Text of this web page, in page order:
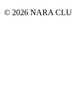
© 2026 NARA